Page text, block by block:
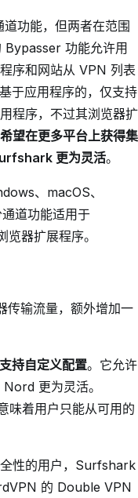
功能，但两者在范围
功能允许用
序和网站从 VPN 列表
于应用程序的，仅支持
程序，不过其浏览器扩
望在更多平台上获得集
更为灵活。
、macOS、
道功能适用于
器扩展程序。
传输流量，额外增加一
持自定义配置。它允许
更为灵活。
味着用户只能从可用的
性的用户，Surfshark
的 Double VPN